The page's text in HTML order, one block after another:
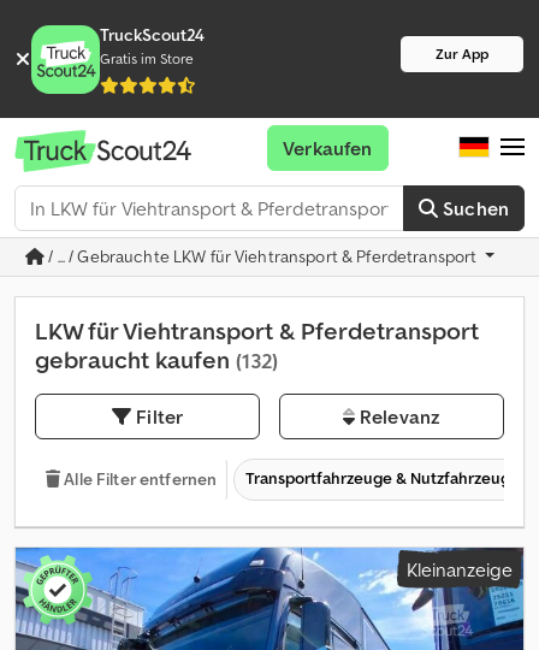
TruckScout24
Gratis im Store Zur App
Suchen
Verkaufen
/ ... / Gebrauchte LKW für Viehtransport & Pferdetransport
LKW für Viehtransport & Pferdetransport
gebraucht kaufen (132)
Filter Relevanz
Alle Filter entfernen Transportfahrzeuge & Nutzfahrzeuge
Kleinanzeige